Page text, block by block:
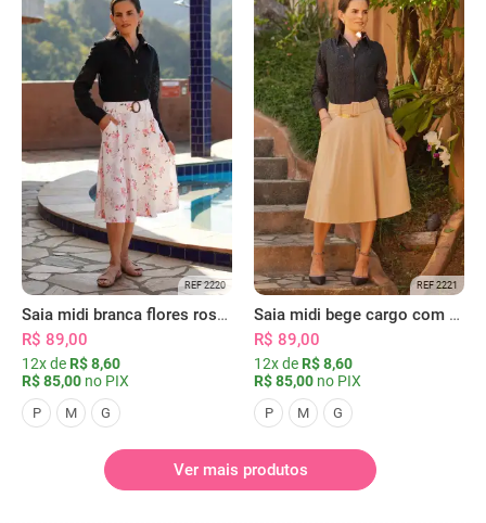
REF 2220
Saia midi branca flores rosas com bolsos
R$ 89,00
12x de R$ 8,60
R$ 85,00 no PIX
P M G
REF 2221
Saia midi bege cargo com bolsos
R$ 89,00
12x de R$ 8,60
R$ 85,00 no PIX
P M G
Ver mais produtos